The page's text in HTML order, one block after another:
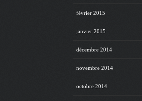
février 2015
janvier 2015
décembre 2014
novembre 2014
octobre 2014